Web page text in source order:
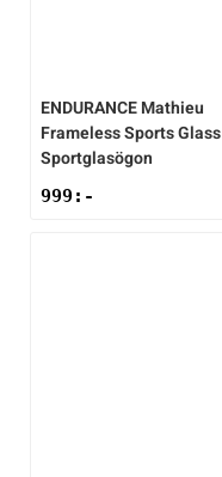
ENDURANCEMathieu
Frameless Sports Glass
Sportglasögon
999 :-